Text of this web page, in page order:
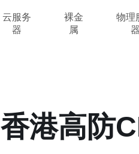
云服务
器
裸金
属
物理
器
香港高防